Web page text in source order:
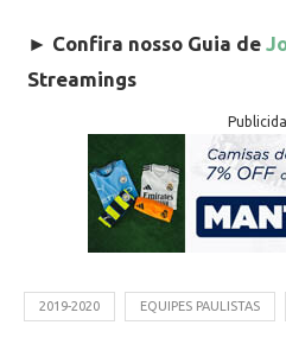
► Confira nosso Guia de
Streamings
2019-2020 EQUIPES PAULISTAS